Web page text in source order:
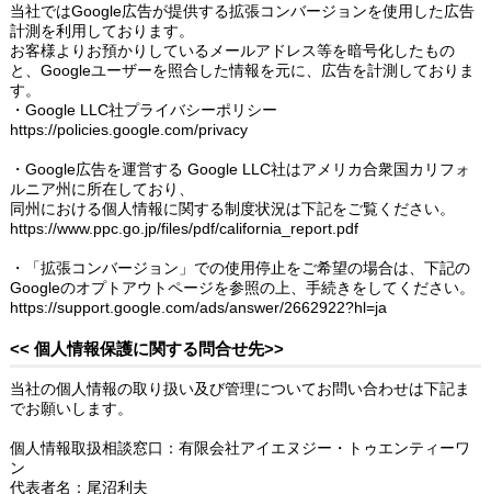
当社ではGoogle広告が提供する拡張コンバージョンを使用した広告
計測を利用しております。
お客様よりお預かりしているメールアドレス等を暗号化したもの
と、Googleユーザーを照合した情報を元に、広告を計測しておりま
す。
・Google LLC社プライバシーポリシー
https://policies.google.com/privacy
・Google広告を運営する Google LLC社はアメリカ合衆国カリフォ
ルニア州に所在しており、
同州における個人情報に関する制度状況は下記をご覧ください。
https://www.ppc.go.jp/files/pdf/california_report.pdf
・「拡張コンバージョン」での使用停止をご希望の場合は、下記の
Googleのオプトアウトページを参照の上、手続きをしてください。
https://support.google.com/ads/answer/2662922?hl=ja
<< 個人情報保護に関する問合せ先>>
当社の個人情報の取り扱い及び管理についてお問い合わせは下記ま
でお願いします。
個人情報取扱相談窓口：有限会社アイエヌジー・トゥエンティーワ
ン
代表者名：尾沼利夫